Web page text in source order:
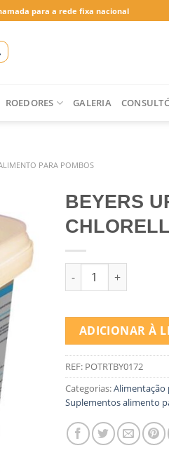
para a rede fixa nacional
ROEDORES GALERIA
PARA POMBOS
BEYERS
Quantidade de
ADICIONAR À
REF: POTRTBY0172
Categorias:Alimentação
Suplementos alimento